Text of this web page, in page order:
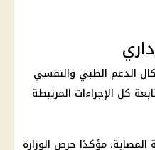
الدعم الطبي والنفسي
كل الإجراءات المرتبطة
المصابة، مؤكدًا حرص الوزارة